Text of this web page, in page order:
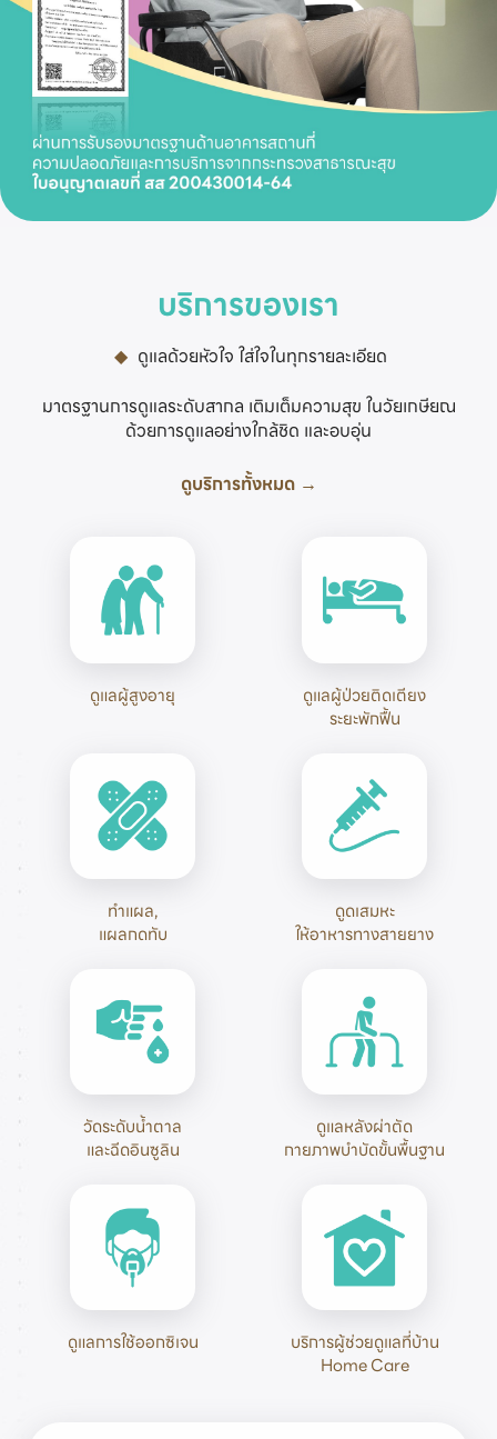
บริการของเรา
◆ ดูแลด้วยหัวใจ ใส่ใจในทุกรายละเอียด
มาตรฐานการดูแลระดับสากล เติมเต็มความสุข ในวัยเกษียณ
ด้วยการดูแลอย่างใกล้ชิด และอบอุ่น
ดูบริการทั้งหมด →
ดูแลผู้สูงอายุ
ดูแลผู้ป่วยติดเตียง
ระยะพักฟื้น
ทำแผล,
แผลกดทับ
ดูดเสมหะ
ให้อาหารทางสายยาง
วัดระดับน้ำตาล
และฉีดอินซูลิน
ดูแลหลังผ่าตัด
กายภาพบำบัดขั้นพื้นฐาน
ดูแลการใช้ออกซิเจน
บริการผู้ช่วยดูแลที่บ้าน
Home Care